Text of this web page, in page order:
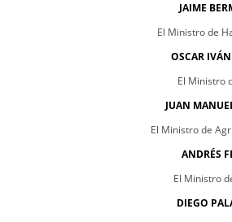
JAIME
El Ministro de
OSCAR
El Ministro
JUAN
El Ministro de
ANDRÉS
El Ministro
DIEGO